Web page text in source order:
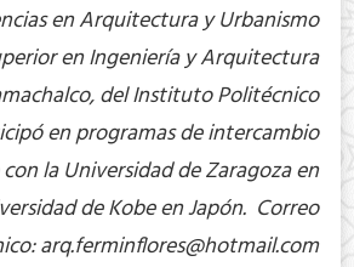
en Arquitectura y Urbanismo
en Ingeniería y Arquitectura
del Instituto Politécnico
en programas de intercambio
la Universidad de Zaragoza en
de Kobe en Japón. Correo
arq.ferminflores@hotmail.com